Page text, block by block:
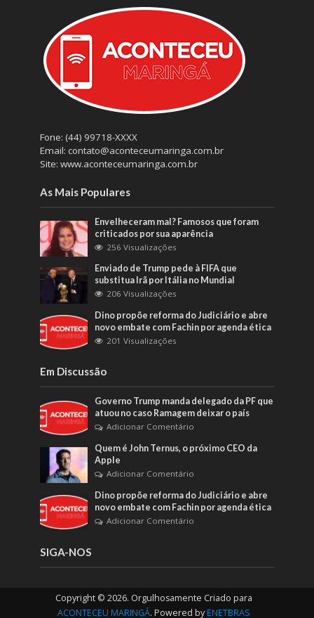
Fone: (44) 99718-XXXX
Email: contato@aconteceumaringa.com.br
Site: www.aconteceumaringa.com.br
As Mais Populares
Envelheceram mal? Famosos que foram
criticados por sua aparência
256 Visualizações
Enviado de Trump pede à FIFA que
substitua Irã por Itália no Mundial
206 Visualizações
Dino propõe reforma do Judiciário e abre
novo embate com Fachin por agenda ética
201 Visualizações
Em Discussão
Governo Trump manda delegado da PF que
atuou no caso Ramagem deixar o país
Adicionar Comentário
Quem é John Ternus, o próximo CEO da
Apple
Adicionar Comentário
Dino propõe reforma do Judiciário e abre
novo embate com Fachin por agenda ética
Adicionar Comentário
SIGA-NOS
Copyright © 2026. Orgulhosamente Criado para
ACONTECEU MARINGÁ. Powered by ENETBRAS